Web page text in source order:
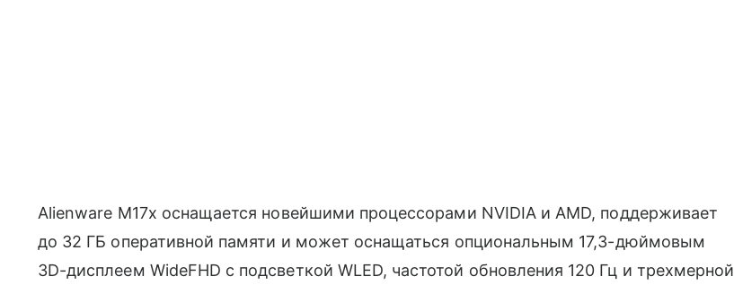
Alienware M17x оснащается новейшими процессорами NVIDIA и AMD, поддерживает
до 32 ГБ оперативной памяти и может оснащаться опциональным 17,3-дюймовым
3D-дисплеем WideFHD с подсветкой WLED, частотой обновления 120 Гц и трехмерной